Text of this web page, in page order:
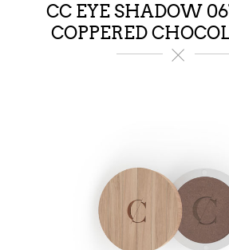
CC EYE SHADOW
COPPERED